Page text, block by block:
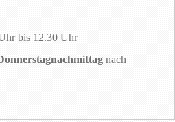
bis 12.30 Uhr
nach